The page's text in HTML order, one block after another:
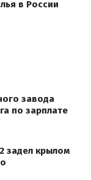
в России
завода
по зарплате
задел крылом